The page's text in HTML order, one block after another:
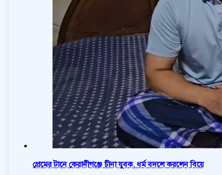
প্রেমের টানে কেরানীগঞ্জে চীনা যুবক, ধর্ম বদলে করলেন বিয়ে